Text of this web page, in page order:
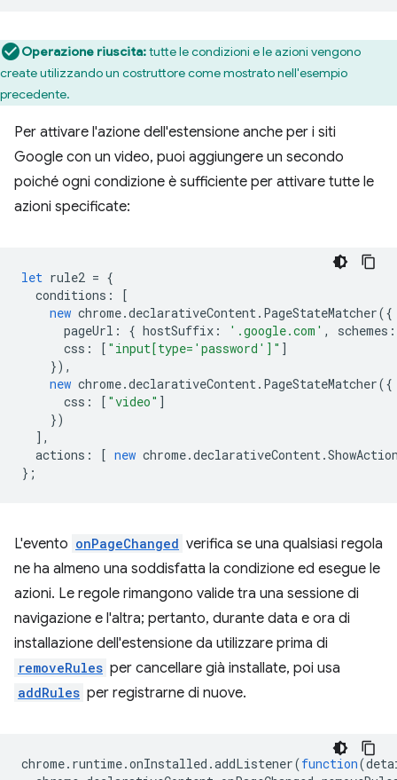
Operazione riuscita:tutte le condizioni e le azioni vengono
create utilizzando un costruttore come mostrato nell'esempio
precedente.
Per attivare l'azione dell'estensione anche per i siti
Google con un video, puoi aggiungere un secondo
poiché ogni condizione è sufficiente per attivare tutte le
azioni specificate:
let rule2 = {
conditions :
[
new chrome.declarativeContent. PageStateMatcher({
pageUrl : { hostSuffix : '.google.com' , schemes :
css : [ "input[type='password']" ]
}),
new chrome.declarativeContent. PageStateMatcher({
css : [ "video" ]
})
],
actions : [ new chrome.declarativeContent.
};
L'evento onPageChanged verifica se una qualsiasi regola
ne ha almeno una soddisfatta la condizione ed esegue le
azioni. Le regole rimangono valide tra una sessione di
navigazione e l'altra; pertanto, durante data e ora di
installazione dell'estensione da utilizzare prima di
removeRules per cancellare già installate, poi usa
addRules per registrarne di nuove.
chrome. runtime.onInstalled .addListener(function(